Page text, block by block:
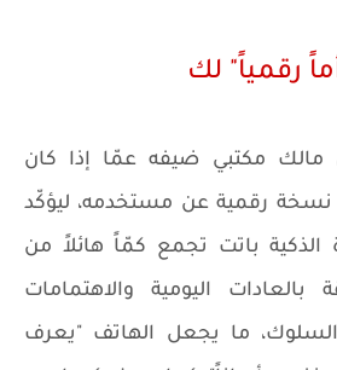
رقمياً" لك
مالك مكتبي ضيفه عمّا إذا كان
نسخة رقمية عن مستخدمه، ليؤكّد
الذكية باتت تجمع كمّاً هائلاً من
بالعادات اليومية والاهتمامات
ما يجعل الهاتف "يعرف